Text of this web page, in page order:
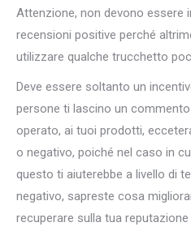
Attenzione, non devono essere
recensioni positive perché
utilizzare qualche trucchetto
Deve essere soltanto un
persone ti lascino un
operato, ai tuoi prodotti,
o negativo, poiché nel caso in
questo ti aiuterebbe a livello di
negativo, sapreste cosa
recuperare sulla tua